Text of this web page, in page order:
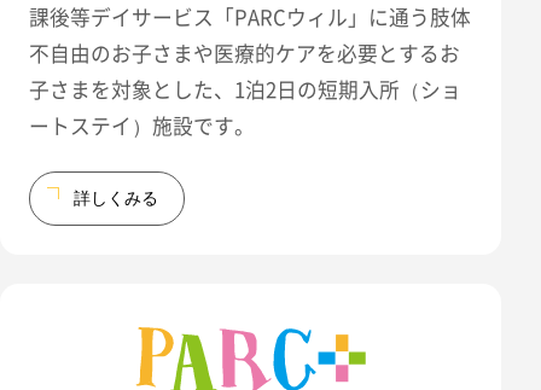
課後等デイサービス「PARCウィル」に通う肢体
不自由のお子さまや医療的ケアを必要とするお
子さまを対象とした、1泊2日の短期入所（ショ
ートステイ）施設です。
詳しくみる